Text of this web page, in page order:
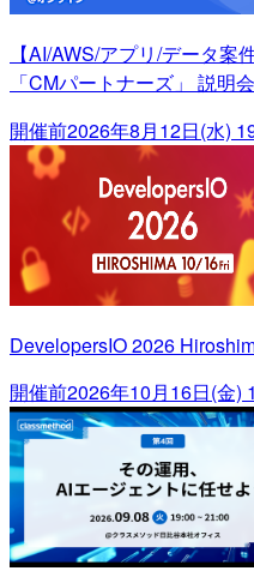
【AI/AWS/アプリ/データ
「CMパートナーズ」 説明
開催前2026年8月12日(水)
DevelopersIO 2026
開催前2026年10月16日(金)